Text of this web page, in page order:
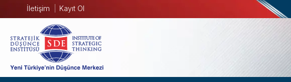
İletişim Kayıt Ol